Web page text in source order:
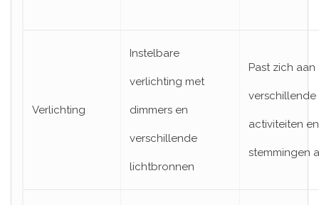
Verlichting
Instelbare
verlichting met
dimmers en
verschillende
lichtbronnen
Past zich aan
verschillende
activiteiten en
stemmingen